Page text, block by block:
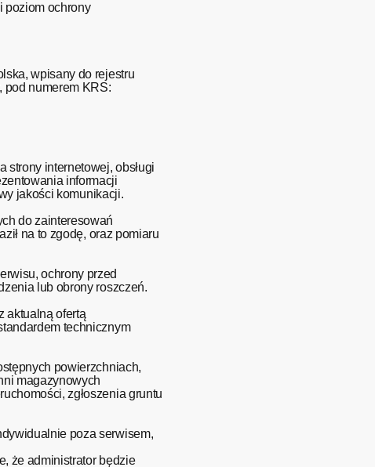
poziom ochrony
wpisany do rejestru
pod numerem KRS:
internetowej, obsługi
informacji
jakości komunikacji.
do zainteresowań
na to zgodę, oraz pomiaru
ochrony przed
lub obrony roszczeń.
aktualną ofertą
technicznym
powierzchniach,
magazynowych
zgłoszenia gruntu
poza serwisem,
że administrator będzie